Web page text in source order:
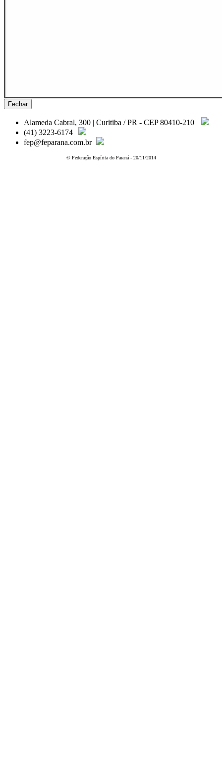
Fechar
Alameda Cabral, 300 | Curitiba / PR - CEP 80410-210
(41) 3223-6174
fep@feparana.com.br
© Federação Espírita do Paraná - 20/11/2014